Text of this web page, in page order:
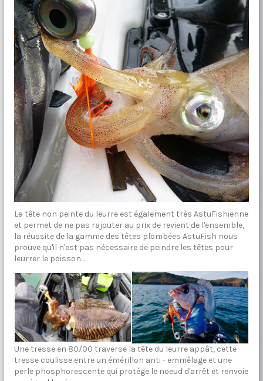
La tête non peinte du leurre est également très AstuFishienne
et permet de ne pas rajouter au prix de revient de l'ensemble,
la réussite de la gamme des têtes plombées AstuFish nous
prouve qu'il n'est pas nécessaire de peindre les têtes pour
leurrer le poisson...
Une tresse en 80/00 traverse la tête du leurre appât, cette
tresse coulisse entre un émérillon anti - emmêlage et une
perle phosphorescente qui protège le noeud d'arrêt et renvoie